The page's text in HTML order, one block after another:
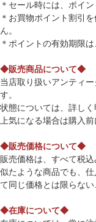
＊セール時には、ポイ
＊お買物ポイント割引
ん。
＊ポイントの有効期限
◆販売商品について◆
当店取り扱いアンティ
す。
状態については、詳し
上気になる場合は購入
◆販売価格について◆
販売価格は、すべて税
似たような商品でも、
て同じ価格とは限らな
◆在庫について◆